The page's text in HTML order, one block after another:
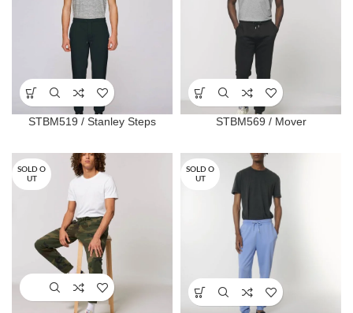
STBM519 / Stanley Steps STBM569 / Mover
SOLD O
UT
SOLD O
UT